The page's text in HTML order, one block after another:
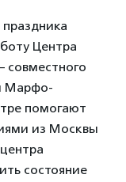
Центра
Марфо-
помогают
из Москвы
состояние